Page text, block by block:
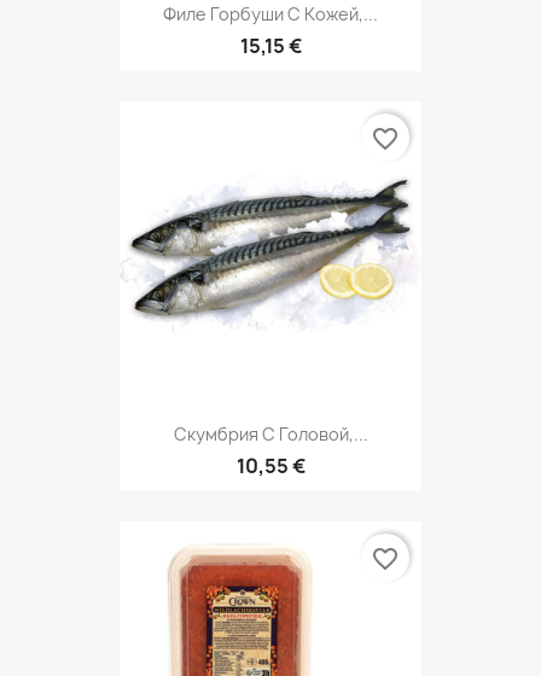
Филе Горбуши С Кожей,...
15,15 €
Скумбрия С Головой,...
10,55 €
favorite_border
favorite_border